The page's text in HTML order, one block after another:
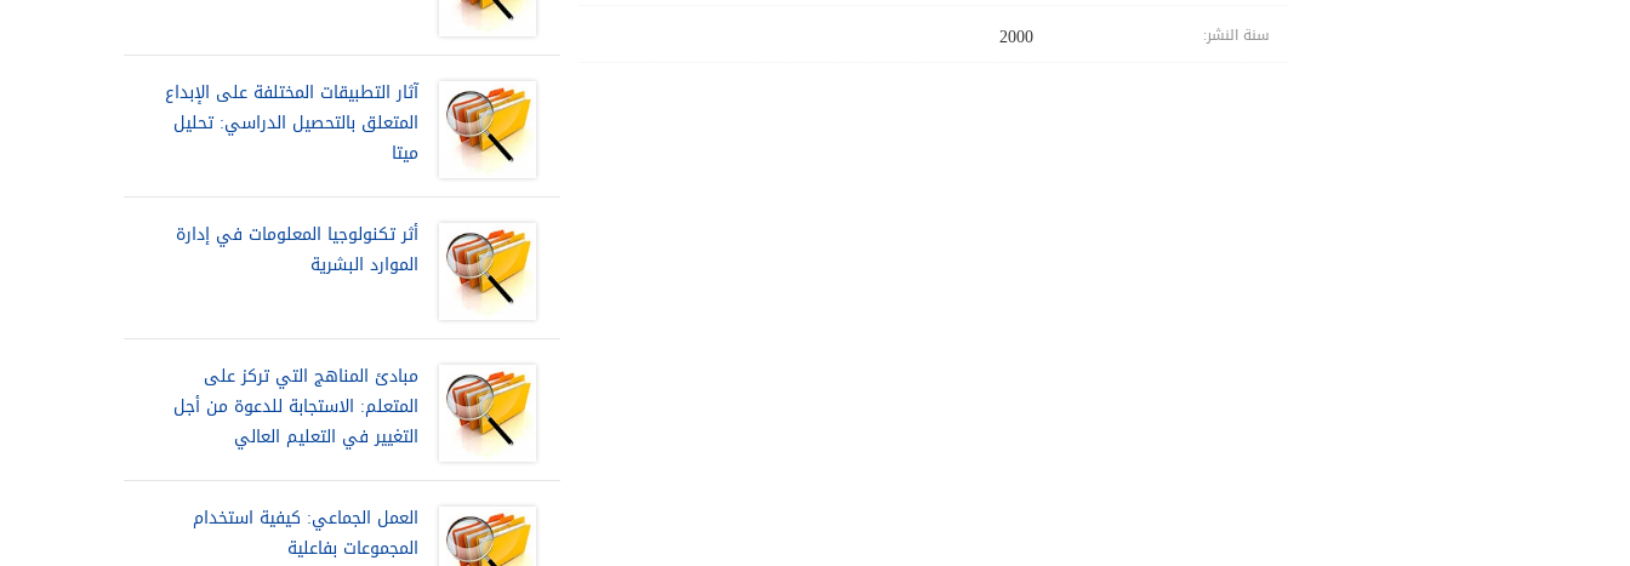
سنة النشر: 2000
آثار التطبيقات المختلفة على الإبداع
المتعلق بالتحصيل الدراسي: تحليل
ميتا
أثر تكنولوجيا المعلومات في إدارة
الموارد البشرية
مبادئ المناهج التي تركز على
المتعلم: الاستجابة للدعوة من أجل
التغيير في التعليم العالي
العمل الجماعي: كيفية استخدام
المجموعات بفاعلية